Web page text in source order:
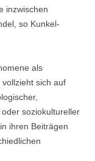
inzwischen
so Kunkel-
als
sich auf
soziokultureller
ihren Beiträgen